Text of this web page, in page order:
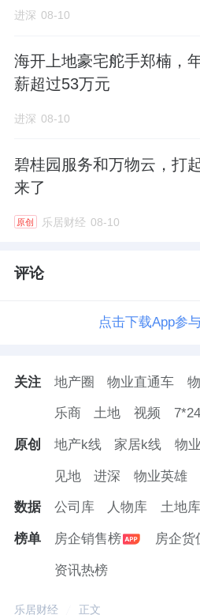
楼盘都是未来2万+甚至3万
湾头是2021年扬州土拍的
射，开发商也是不惜成本
5、热盘热区域大盘点，下
注。
要说下半年最值得关注的
前不久，扬州中国大运河
曾经脏乱差的环境已经变
湖、宝龙等先后到来，先
一个个高品质人居社区即
城有哪些热门楼盘？
卓越晴翠：
进深 08-10
海开上地豪宅舵手郑楠，
薪超过53万元
进深 08-10
碧桂园服务和万物云，打
来了
原创 乐居财经 08-10
评论
点击下载App参
关注 地产圈 物业直通车
乐商 土地 视频 7*24
原创 地产k线 家居k线 物
见地 进深 物业英雄
数据 公司库 人物库 土地库
榜单 房企销售榜 房企货
资讯热榜
乐居财经 正文